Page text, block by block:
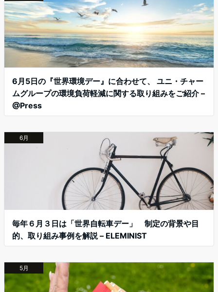
6月5日の『世界環境デー』に合わせて、 ユニ・チャー
ムグループの環境負荷軽減に関する取り組みをご紹介 –
@Press
6月
毎年６月３日は「世界自転車デー」 制定の背景や目
的、取り組み事例を解説 – ELEMINIST
5月